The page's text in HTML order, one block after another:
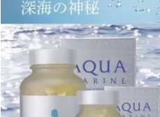
ィ
ル
ス
PM2.5
か
ぜ